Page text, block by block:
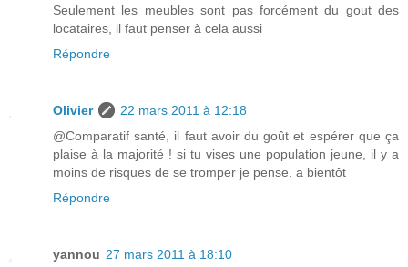
Seulement les meubles sont pas forcément du gout des
locataires, il faut penser à cela aussi
Répondre
Olivier
22 mars 2011 à 12:18
@Comparatif santé, il faut avoir du goût et espérer que ça
plaise à la majorité ! si tu vises une population jeune, il y a
moins de risques de se tromper je pense. a bientôt
Répondre
yannou 27 mars 2011 à 18:10